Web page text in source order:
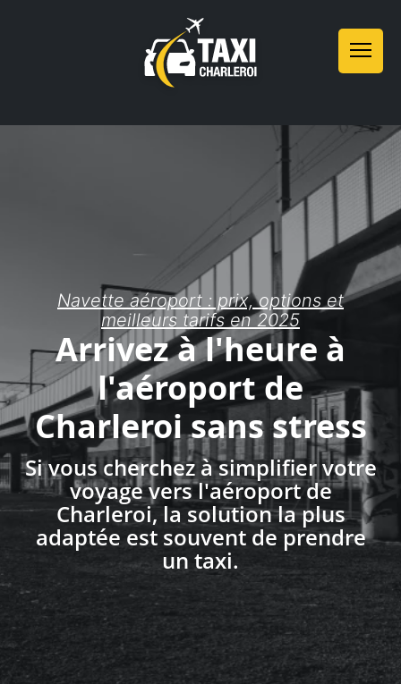
Navette aéroport : prix, options et
meilleurs tarifs en 2025
Arrivez à l'heure à
l'aéroport de
Charleroi sans stress
Si vous cherchez à simplifier votre
voyage vers l'aéroport de
Charleroi, la solution la plus
adaptée est souvent de prendre
un taxi.